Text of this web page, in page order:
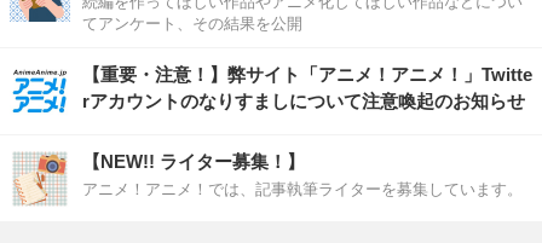
てアンケート、その結果を公開
【重要・注意！】弊サイト「アニメ！アニメ！」Twitte
rアカウントのなりすましについて注意喚起のお知らせ
【NEW!! ライター募集！】
アニメ！アニメ！では、記事執筆ライターを募集しています。